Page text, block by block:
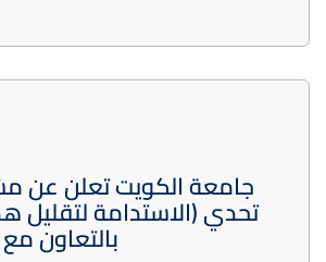
جامعة الكويت تعلن عن
تحدي (الاستدامة لتقليل
بالتعاون